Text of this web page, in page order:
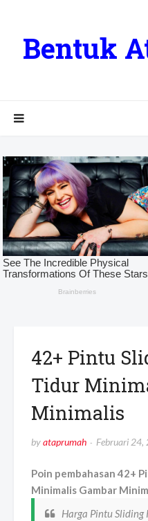
Bentuk
42+ Pintu
Tidur
Minimalis
byataprumah Februari 24,
Poin pembahasan 42+
Minimalis Gambar
Harga Pintu